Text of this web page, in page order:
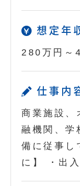
想定年
280万円～
仕事内
商業施設、
融機関、学
備に従事し
に】 ・出